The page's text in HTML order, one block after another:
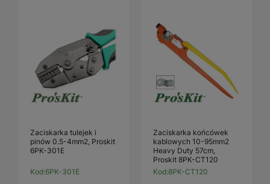
Zaciskarka tulejek i
pinów 0.5-4mm2, Proskit
6PK-301E
Kod:6PK-301E
Zaciskarka końcówek
kablowych 10-95mm2
Heavy Duty 57cm,
Proskit 8PK-CT120
Kod:8PK-CT120